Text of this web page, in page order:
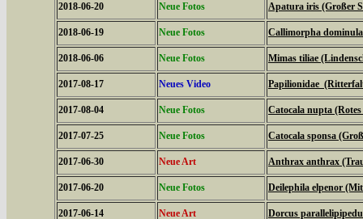
2018-06-20 Neue Fotos Apatura iris (Großer
2018-06-19 Neue Fotos Callimorpha
2018-06-06 Neue Fotos Mimas tiliae
2017-08-17 Neues Video Papilionidae
2017-08-04 Neue Fotos Catocala nupta
2017-07-25 Neue Fotos Catocala sponsa
2017-06-30 Neue Art Anthrax anthrax
2017-06-20 Neue Fotos Deilephila elpenor
2017-06-14 Neue Art Dorcus